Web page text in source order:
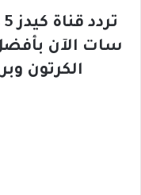
سات الآن
الكرتون